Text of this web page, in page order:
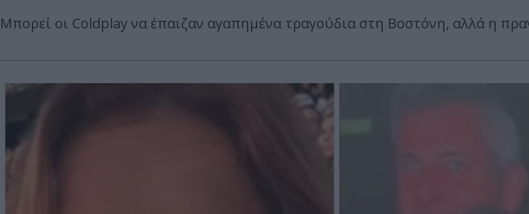
Μπορεί οι Coldplay να έπαιζαν αγαπημένα τραγούδια στη Βοστόνη, αλλά η